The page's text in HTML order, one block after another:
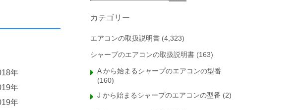
年
年
年
カテゴリー
エアコンの取扱説明書 (4,323)
シャープのエアコンの取扱説明書 (163)
A から始まるシャープのエアコンの型番
(160)
J から始まるシャープのエアコンの型番 (2)